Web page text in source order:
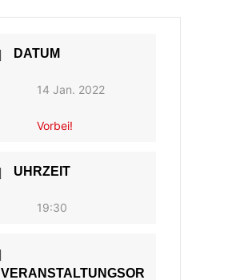
DATUM
14 Jan. 2022
Vorbei!
UHRZEIT
19:30
VERANSTALTUNGSOR